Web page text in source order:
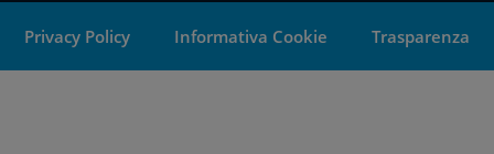
Privacy Policy Informativa Cookie Trasparenza